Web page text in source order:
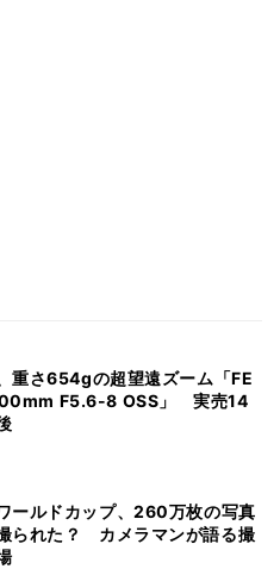
重さ654gの超望遠ズーム「FE
F5.6-8 OSS」 実売14
ールドカップ、260万枚の写真
られた？ カメラマンが語る撮